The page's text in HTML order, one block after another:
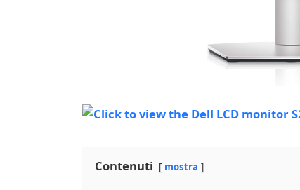
Contenuti mostra